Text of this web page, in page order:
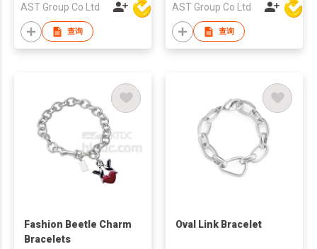
AST Group Co Ltd
查询
AST Group Co Ltd
查询
Fashion Beetle Charm
Bracelets
Oval Link Bracelet